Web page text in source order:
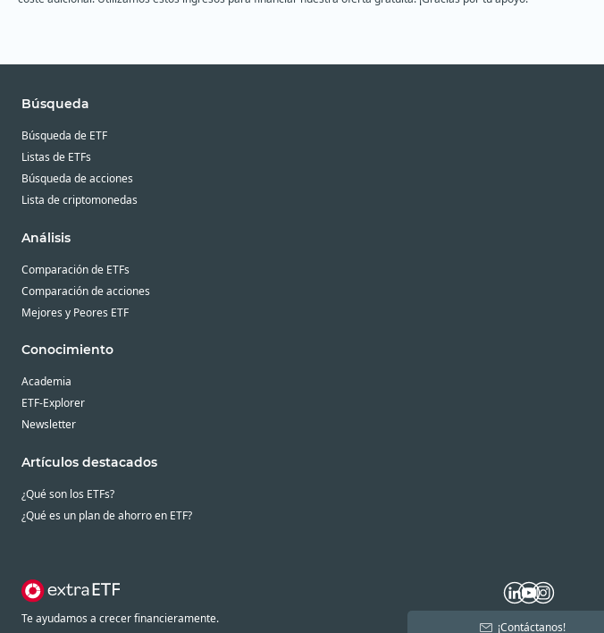
Búsqueda
Búsqueda de ETF
Listas de ETFs
Búsqueda de acciones
Lista de criptomonedas
Análisis
Comparación de ETFs
Comparación de acciones
Mejores y Peores ETF
Conocimiento
Academia
ETF-Explorer
Newsletter
Artículos destacados
¿Qué son los ETFs?
¿Qué es un plan de ahorro en ETF?
Te ayudamos a crecer financieramente.
¡Contáctanos!